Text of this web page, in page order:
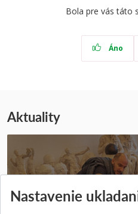
Bola pre vás táto
Áno
Aktuality
Prípravné kurzy
Nastavenie